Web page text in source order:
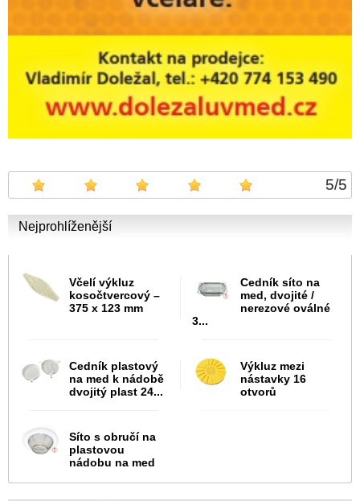
5/5
Nejprohlíženější
Včelí výkluz
kosočtvercový –
375 x 123 mm
Cedník síto na
med, dvojité /
nerezové oválné
3...
Cedník plastový
na med k nádobě
dvojitý plast 24...
Výkluz mezi
nástavky 16
otvorů
Síto s obručí na
plastovou
nádobu na med